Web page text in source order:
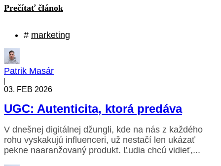
Prečítať článok
# marketing
Patrik Masár
|
03. FEB 2026
UGC: Autenticita, ktorá predáva
V dnešnej digitálnej džungli, kde na nás z každého
rohu vyskakujú influenceri, už nestačí len ukázať
pekne naaranžovaný produkt. Ľudia chcú vidieť,...